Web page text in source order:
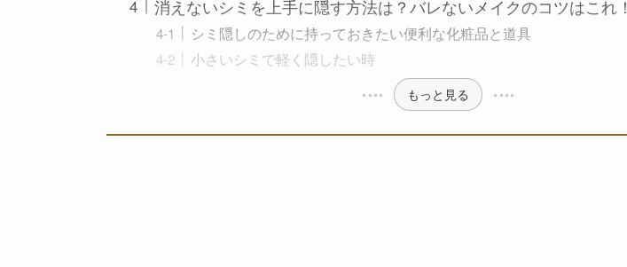
消えないシミを上手に隠す方法は？バレないメイクのコツはこれ！
シミ隠しのために持っておきたい便利な化粧品と道具
小さいシミで軽く隠したい時
もっと見る